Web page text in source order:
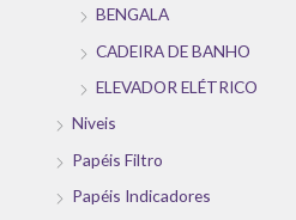
BENGALA
CADEIRA DE BANHO
ELEVADOR ELÉTRICO
Niveis
Papéis Filtro
Papéis Indicadores